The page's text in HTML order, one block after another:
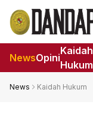
NewsOpini
Kaidah
Hukum
News Kaidah Hukum